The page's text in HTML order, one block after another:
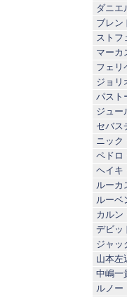
ダニエ
ブレン
ストフ
マーカ
フェリ
ジョリ
パスト
ジュー
セバス
ニック
ペドロ
ヘイキ
ルーカ
ルーベ
カルン
デビッ
ジャッ
山本左
中嶋一
ルノー